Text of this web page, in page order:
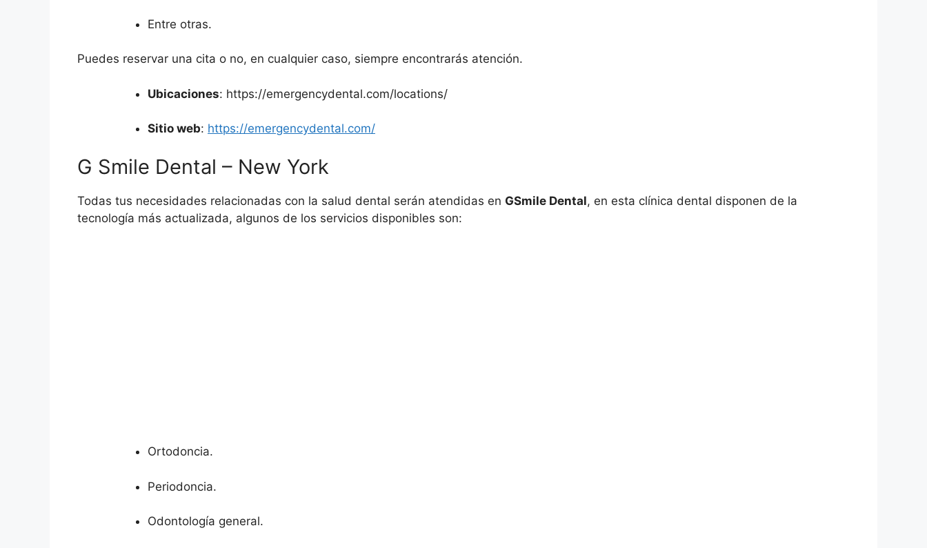
Entre otras.
Puedes reservar una cita o no, en cualquier caso, siempre encontrarás atención.
Ubicaciones: https://emergencydental.com/locations/
Sitio web: https://emergencydental.com/
G Smile Dental – New York
Todas tus necesidades relacionadas con la salud dental serán atendidas en GSmile Dental, en esta clínica dental disponen de la
tecnología más actualizada, algunos de los servicios disponibles son:
Ortodoncia.
Periodoncia.
Odontología general.